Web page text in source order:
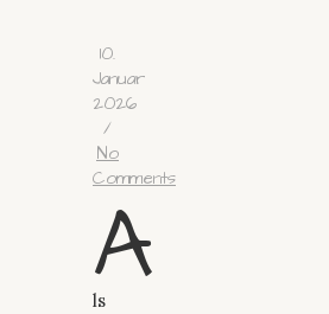
10.
Januar
2026
/
No
Comments
A
ls